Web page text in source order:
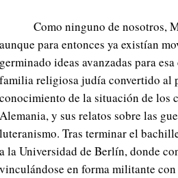
Como ninguno de nosotros,
aunque para entonces ya existían
germinado ideas avanzadas para
familia religiosa judía convertido al
conocimiento de la situación de los
Alemania, y sus relatos sobre las
luteranismo. Tras terminar el
a la Universidad de Berlín, donde
vinculándose en forma militante